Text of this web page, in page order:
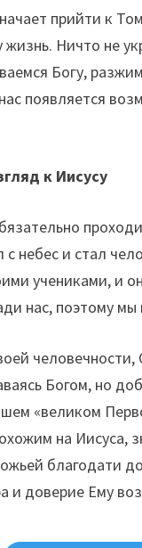
прийти к
Ничто не
Богу,
появляется
к Иисусу
небес и стал
учениками, и
нас, поэтому
Богом, но
«великом
на Иисуса,
благодати
и доверие Ему